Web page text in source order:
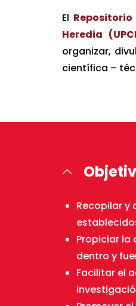
El
Heredia
organizar,
científica –
Recopilar y
Propiciar la
dentro y
Facilitar el